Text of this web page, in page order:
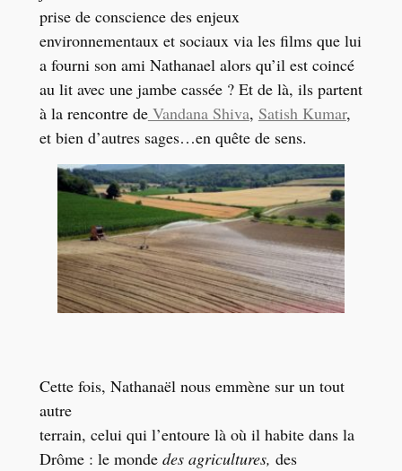
prise de conscience des enjeux
environnementaux et sociaux via les films que lui
a fourni son ami Nathanael alors qu’il est coincé
au lit avec une jambe cassée ? Et de là, ils partent
à la rencontre deVandana Shiva, Satish Kumar,
et bien d’autres sages…en quête de sens.
Cette fois, Nathanaël nous emmène sur un tout
autre
terrain, celui qui l’entoure là où il habite dans la
Drôme : le monde des agricultures, des